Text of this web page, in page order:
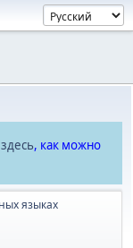
здесь, как можно
языках